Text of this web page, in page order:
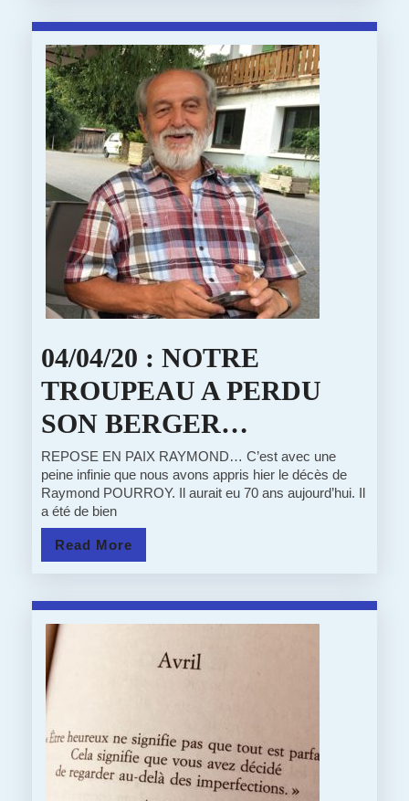
L’ENTRAIDE
ET
À
LA
SOLIDARITÉ…
LA
STEINAPP
S’OUVRE
À
04/04/20 : NOTRE
TROUPEAU A PERDU
SON BERGER…
:
NOTRE
SON
REPOSE EN PAIX RAYMOND… C’est avec une
peine infinie que nous avons appris hier le décès de
Raymond POURROY. Il aurait eu 70 ans aujourd’hui. Il
a été de bien
Read More
More